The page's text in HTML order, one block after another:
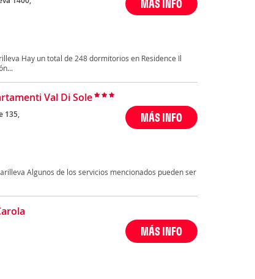
MÁS INFO
Hay un total de 248 dormitorios en Residence Il
Val Di Sole
135, MÁS INFO
Algunos de los servicios mencionados pueden ser
MÁS INFO